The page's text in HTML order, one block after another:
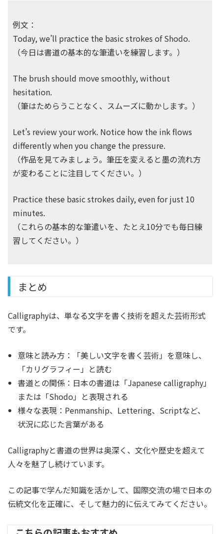
例文：
Today, we’ll practice the basic strokes of Shodo.
（今日は書道の基本的な筆遣いを練習します。）
The brush should move smoothly, without
hesitation.
（筆はためらうことなく、スムーズに動かします。）
Let’s review your work. Notice how the ink flows
differently when you change the pressure.
（作品を見てみましょう。筆圧を変えると墨の流れ方
が変わることに注目してください。）
Practice these basic strokes daily, even for just 10
minutes.
（これらの基本的な筆遣いを、たとえ10分でも毎日練
習してください。）
まとめ
Calligraphyは、単なる文字を書く技術を超えた芸術形式
です。
意味と読み方：「美しい文字を書く芸術」を意味し、
「カリグラフィー」と読む
書道との関係：日本の書道は「Japanese calligraphy」
または「Shodo」と表現される
様々な表現：Penmanship、Lettering、Scriptなど、
状況に応じた言葉がある
Calligraphyと書道の世界は奥深く、文化や歴史を超えて
人々を魅了し続けています。
この記事で学んだ知識を活かして、国際交流の場で日本の
伝統文化を正確に、そして魅力的に伝えてみてください。